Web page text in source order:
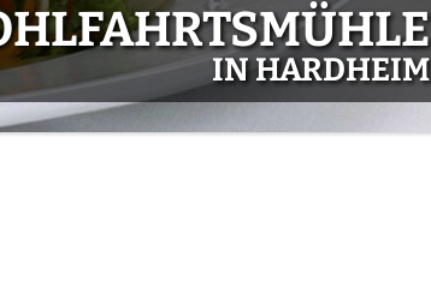
IN HARDHEIM